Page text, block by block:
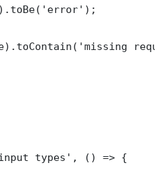
types', () => {